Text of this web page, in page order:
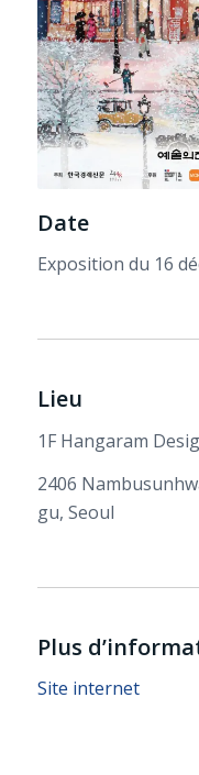
Date
Exposition du 16
Lieu
1F Hangaram
2406
gu, Seoul
Plus
Site internet